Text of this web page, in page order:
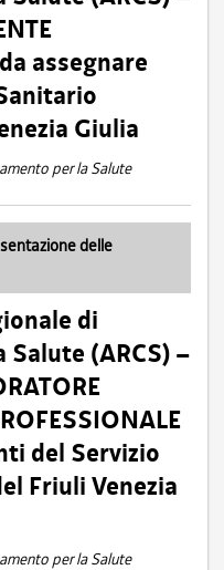
assegnare
Giulia
per la Salute
delle
di
(ARCS) –
del Servizio
Friuli Venezia
per la Salute